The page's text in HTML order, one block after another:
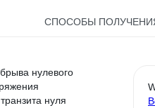
СПОСОБЫ
нулевого
нуля